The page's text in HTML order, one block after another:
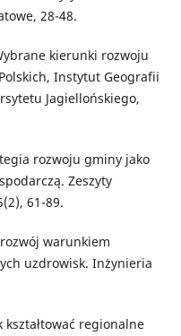
28-48.
kierunki rozwoju
Instytut Geografii
Jagiellońskiego,
rozwoju gminy jako
Zeszyty
61-89.
warunkiem
uzdrowisk. Inżynieria
kształtować regionalne